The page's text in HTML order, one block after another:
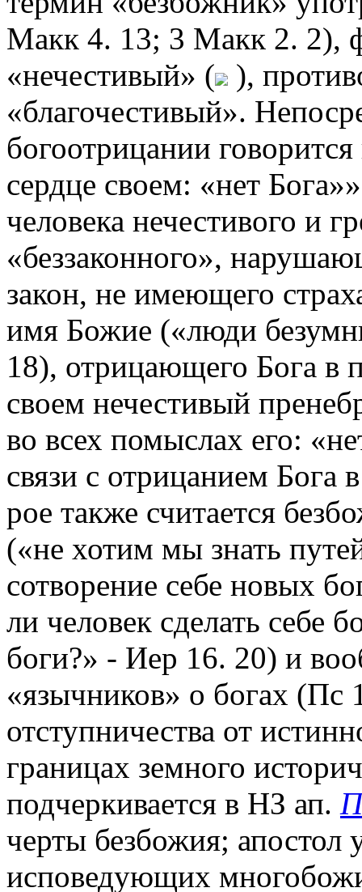
Макк 4. 13; 3 Макк 2. 2),
«нечестивый» (
),
«благочестивый».
богоотрицании
сердце своем: «нет
человека нечестивого и
«беззаконного»,
закон, не имеющего
имя Божие («люди
18), отрицающего Бога в
своем нечестивый
во всех помыслах его:
связи с отрицанием Бога
рое также считается
(«не хотим мы знать
сотворение себе новых
ли человек сделать себе
боги?» - Иер 16. 20) и
«язычников» о богах (Пс
отступничества от
границах земного
подчеркивается в НЗ ап.
черты безбожия; апостол
исповедующих